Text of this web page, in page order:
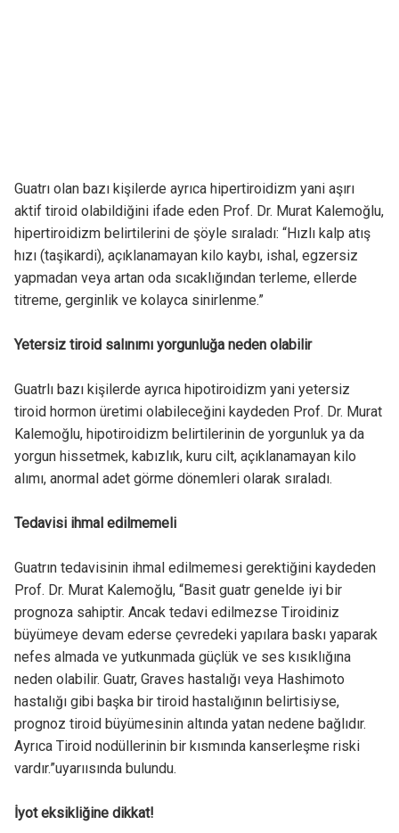
Guatrı olan bazı kişilerde ayrıca hipertiroidizm yani aşırı
aktif tiroid olabildiğini ifade eden Prof. Dr. Murat Kalemoğlu,
hipertiroidizm belirtilerini de şöyle sıraladı: “Hızlı kalp atış
hızı (taşikardi), açıklanamayan kilo kaybı, ishal, egzersiz
yapmadan veya artan oda sıcaklığından terleme, ellerde
titreme, gerginlik ve kolayca sinirlenme.”
Yetersiz tiroid salınımı yorgunluğa neden olabilir
Guatrlı bazı kişilerde ayrıca hipotiroidizm yani yetersiz
tiroid hormon üretimi olabileceğini kaydeden Prof. Dr. Murat
Kalemoğlu, hipotiroidizm belirtilerinin de yorgunluk ya da
yorgun hissetmek, kabızlık, kuru cilt, açıklanamayan kilo
alımı, anormal adet görme dönemleri olarak sıraladı.
Tedavisi ihmal edilmemeli
Guatrın tedavisinin ihmal edilmemesi gerektiğini kaydeden
Prof. Dr. Murat Kalemoğlu, “Basit guatr genelde iyi bir
prognoza sahiptir. Ancak tedavi edilmezse Tiroidiniz
büyümeye devam ederse çevredeki yapılara baskı yaparak
nefes almada ve yutkunmada güçlük ve ses kısıklığına
neden olabilir. Guatr, Graves hastalığı veya Hashimoto
hastalığı gibi başka bir tiroid hastalığının belirtisiyse,
prognoz tiroid büyümesinin altında yatan nedene bağlıdır.
Ayrıca Tiroid nodüllerinin bir kısmında kanserleşme riski
vardır.”uyarıısında bulundu.
İyot eksikliğine dikkat!